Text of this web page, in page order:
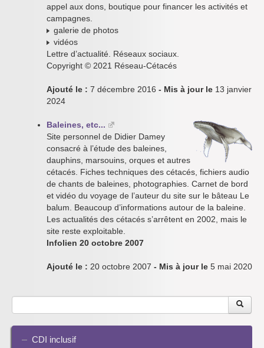
appel aux dons, boutique pour financer les activités et
campagnes.
galerie de photos
vidéos
Lettre d’actualité. Réseaux sociaux.
Copyright © 2021 Réseau-Cétacés
Ajouté le : 7 décembre 2016 - Mis à jour le 13 janvier
2024
Baleines, etc...
Site personnel de Didier Damey
consacré à l’étude des baleines,
dauphins, marsouins, orques et autres
cétacés. Fiches techniques des cétacés, fichiers audio
de chants de baleines, photographies. Carnet de bord
et vidéo du voyage de l’auteur du site sur le bâteau Le
balum. Beaucoup d’informations autour de la baleine.
Les actualités des cétacés s’arrêtent en 2002, mais le
site reste exploitable.
Infolien 20 octobre 2007
Ajouté le : 20 octobre 2007 - Mis à jour le 5 mai 2020
CDI inclusif